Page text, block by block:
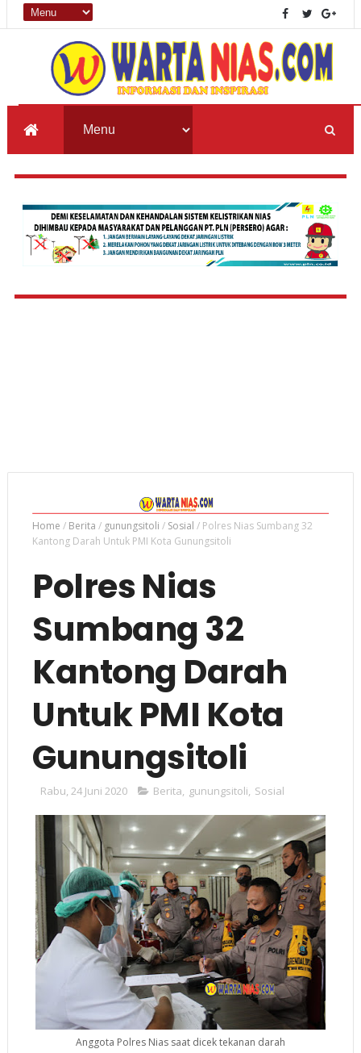
Home / Berita / gunungsitoli / Sosial / Polres Nias Sumbang 32
Kantong Darah Untuk PMI Kota Gunungsitoli
Polres Nias
Sumbang 32
Kantong Darah
Untuk PMI Kota
Gunungsitoli
Rabu, 24 Juni 2020 Berita, gunungsitoli, Sosial
Anggota Polres Nias saat dicek tekanan darah